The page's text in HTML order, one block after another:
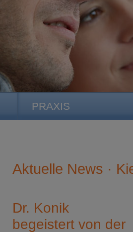
PRAXIS
Aktuelle News ·
Dr. Konik
begeistert von der